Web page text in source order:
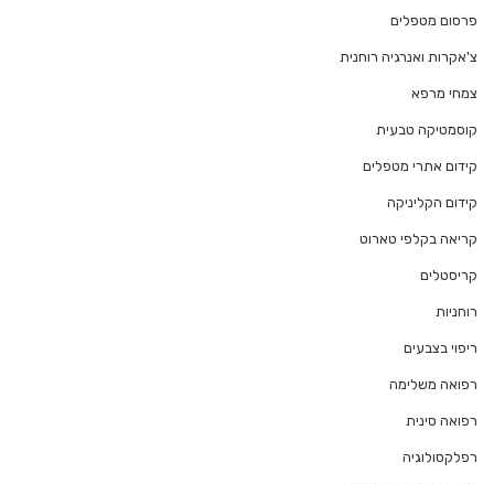
פרסום מטפלים
צ'אקרות ואנרגיה רוחנית
צמחי מרפא
קוסמטיקה טבעית
קידום אתרי מטפלים
קידום הקליניקה
קריאה בקלפי טארוט
קריסטלים
רוחניות
ריפוי בצבעים
רפואה משלימה
רפואה סינית
רפלקסולוגיה